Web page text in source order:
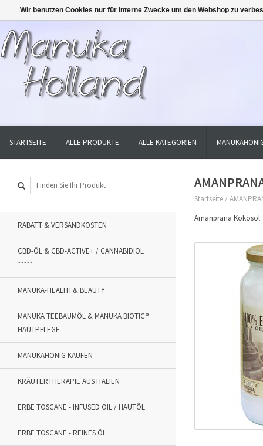
STARTSEITE ALLE PRODUKTE ALLE KATEGORIEN
RABATT & VERSANDKOSTEN
CBD-ÖL & CBD-ACTIVE+ / CANNABIDIOL
*****
MANUKA-HEALTH & BEAUTY
MANUKA TEEBAUMÖL & MANUKA BIOTIC®
HAUTPFLEGE
MANUKAHONIG KAUFEN
KRÄUTERTHERAPIE AUS ITALIEN
ERBE TOSCANE - INFUSED OIL / HAUTÖL
ERBE TOSCANE - REINES ÖL
Startseite /
Amanprana
Wir benutzen Cookies nur für interne Zwecke um den Webshop zu